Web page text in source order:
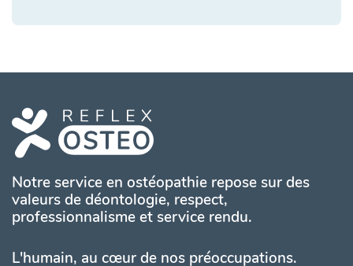
Notre service en ostéopathie repose sur des
valeurs de déontologie, respect,
professionnalisme et service rendu.
L'humain, au cœur de nos préoccupations.